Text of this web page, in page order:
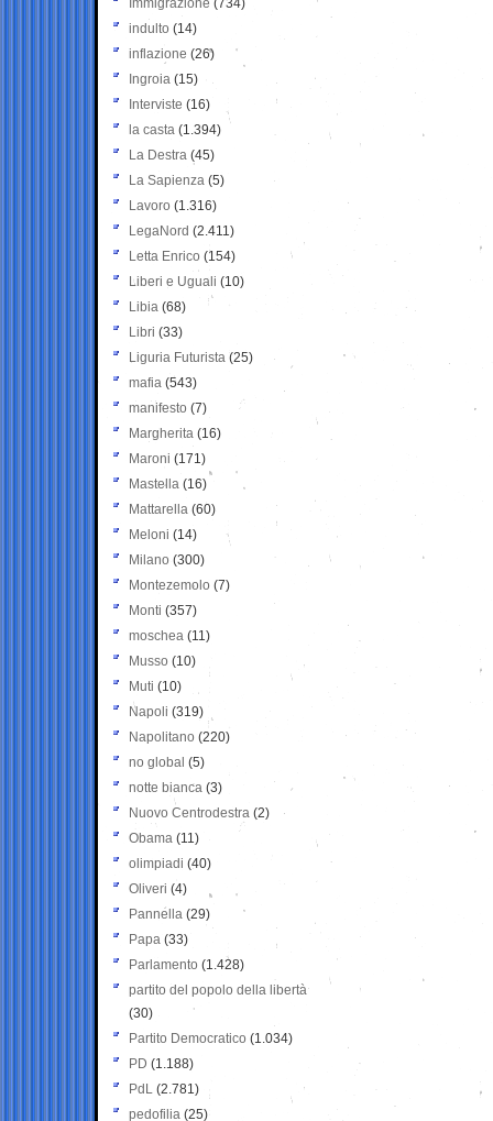
Immigrazione (734)
indulto (14)
inflazione (26)
Ingroia (15)
Interviste (16)
la casta (1.394)
La Destra (45)
La Sapienza (5)
Lavoro (1.316)
LegaNord (2.411)
Letta Enrico (154)
Liberi e Uguali (10)
Libia (68)
Libri (33)
Liguria Futurista (25)
mafia (543)
manifesto (7)
Margherita (16)
Maroni (171)
Mastella (16)
Mattarella (60)
Meloni (14)
Milano (300)
Montezemolo (7)
Monti (357)
moschea (11)
Musso (10)
Muti (10)
Napoli (319)
Napolitano (220)
no global (5)
notte bianca (3)
Nuovo Centrodestra (2)
Obama (11)
olimpiadi (40)
Oliveri (4)
Pannella (29)
Papa (33)
Parlamento (1.428)
partito del popolo della libertà
(30)
Partito Democratico (1.034)
PD (1.188)
PdL (2.781)
pedofilia (25)